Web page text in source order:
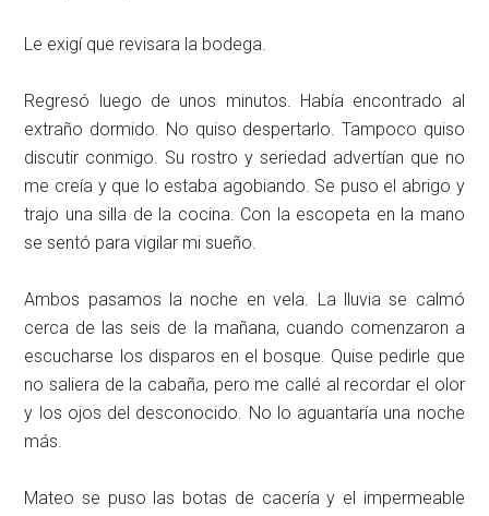
Le exigí que revisara la bodega.
Regresó luego de unos minutos. Había encontrado al
extraño dormido. No quiso despertarlo. Tampoco quiso
discutir conmigo. Su rostro y seriedad advertían que no
me creía y que lo estaba agobiando. Se puso el abrigo y
trajo una silla de la cocina. Con la escopeta en la mano
se sentó para vigilar mi sueño.
Ambos pasamos la noche en vela. La lluvia se calmó
cerca de las seis de la mañana, cuando comenzaron a
escucharse los disparos en el bosque. Quise pedirle que
no saliera de la cabaña, pero me callé al recordar el olor
y los ojos del desconocido. No lo aguantaría una noche
más.
Mateo se puso las botas de cacería y el impermeable